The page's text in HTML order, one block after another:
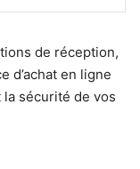
de réception,
d’achat en ligne
sécurité de vos